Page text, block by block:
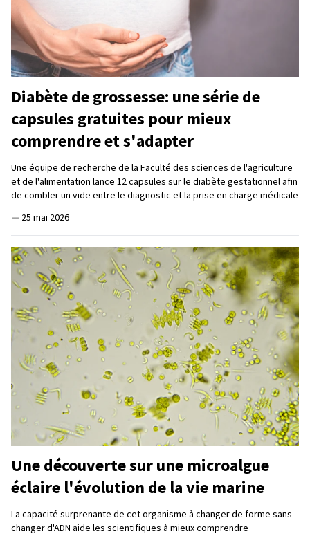
Diabète de grossesse: une série de
capsules gratuites pour mieux
comprendre et s'adapter
Une équipe de recherche de la Faculté des sciences de l'agriculture
et de l'alimentation lance 12 capsules sur le diabète gestationnel afin
de combler un vide entre le diagnostic et la prise en charge médicale
— 25 mai 2026
Une découverte sur une microalgue
éclaire l'évolution de la vie marine
La capacité surprenante de cet organisme à changer de forme sans
changer d'ADN aide les scientifiques à mieux comprendre